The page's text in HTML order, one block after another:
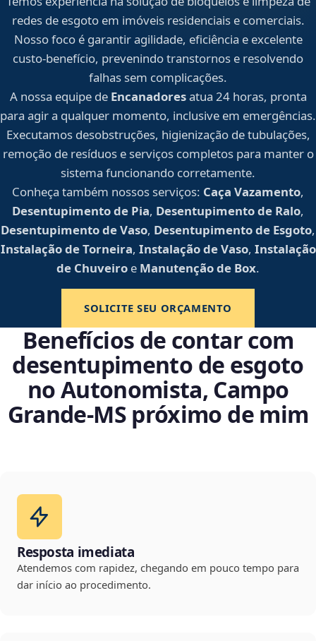
redes de esgoto em imóveis residenciais e comerciais.
Nosso foco é garantir agilidade, eficiência e excelente
custo-benefício, prevenindo transtornos e resolvendo
falhas sem complicações.
A nossa equipe de Encanadoresatua 24 horas, pronta
para agir a qualquer momento, inclusive em emergências.
Executamos desobstruções, higienização de tubulações,
remoção de resíduos e serviços completos para manter o
sistema funcionando corretamente.
Conheça também nossos serviços: Caça Vazamento,
Desentupimento de Pia, Desentupimento de Ralo,
Desentupimento de Vaso, Desentupimento de Esgoto,
Instalação de Torneira, Instalação de Vaso, Instalação
de Chuveiro e Manutenção de Box.
SOLICITE SEU ORÇAMENTO
Benefícios de contar com
desentupimento de esgoto
no Autonomista, Campo
Grande‑MS próximo de mim
Resposta imediata
Atendemos com rapidez, chegando em pouco tempo para
dar início ao procedimento.